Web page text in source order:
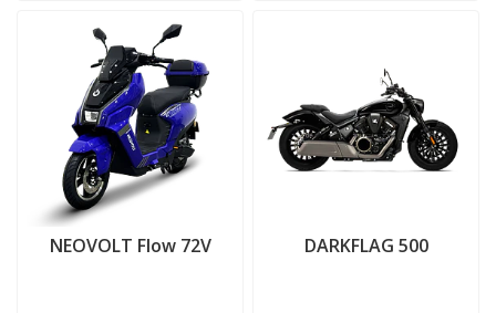
NEOVOLT Flow 72V DARKFLAG 500